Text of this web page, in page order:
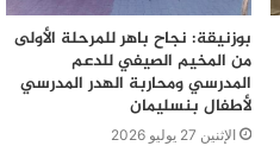
بوزنيقة: نجاح باهر للمرحلة الأولى
من المخيم الصيفي للدعم
المدرسي ومحاربة الهدر المدرسي
لأطفال بنسليمان
الإثنين 27 يوليو 2026